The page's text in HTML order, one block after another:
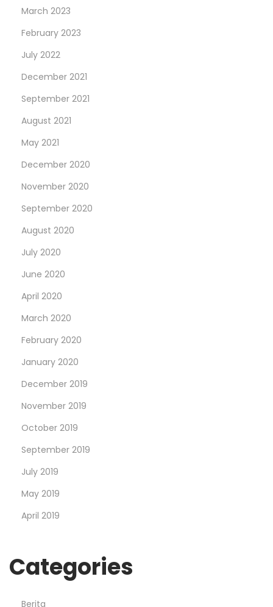
March 2023
February 2023
July 2022
December 2021
September 2021
August 2021
May 2021
December 2020
November 2020
September 2020
August 2020
July 2020
June 2020
April 2020
March 2020
February 2020
January 2020
December 2019
November 2019
October 2019
September 2019
July 2019
May 2019
April 2019
Categories
Berita